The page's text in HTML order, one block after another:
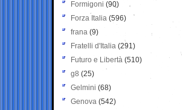
Formigoni (90)
Forza Italia (596)
frana (9)
Fratelli d'Italia (291)
Futuro e Libertà (510)
g8 (25)
Gelmini (68)
Genova (542)